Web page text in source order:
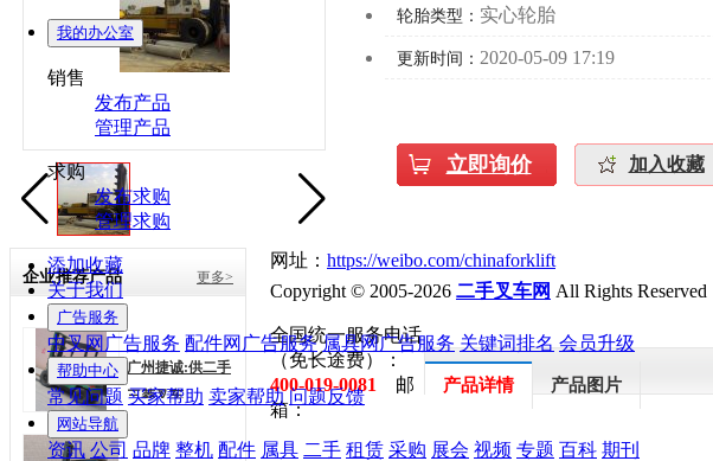
我的办公室
销售
发布产品
管理产品
求购
发布求购
管理求购
添加收藏
关于我们
广告服务
中叉网广告服务 配件网广告服务 属具网广告服务 关键词排名 会员升级
帮助中心
常见问题 买家帮助 卖家帮助 问题反馈
网站导航
资讯 公司 品牌 整机 配件 属具 二手 租赁 采购 展会 视频 专题 百科 期刊
轮胎类型： 实心轮胎
更新时间： 2020-05-09 17:19
立即询价 加入收藏
企业推荐产品 更多>
广州捷诚:供二手
三菱叉车
产品详情 产品图片
网址： https://weibo.com/chinaforklift
Copyright © 2005-2026 二手叉车网 All Rights Reserved
全国统一服务电话
（免长途费）：
400-019-0081
邮
箱：